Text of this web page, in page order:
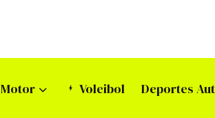
Motor Voleibol Deportes